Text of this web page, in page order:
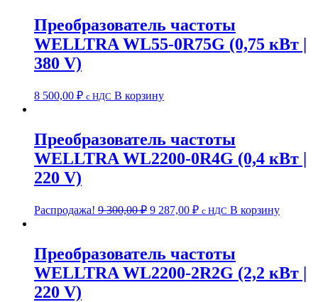
Преобразователь частоты
WELLTRA WL55-0R75G (0,75 кВт |
380 V)
8 500,00 ₽ c НДС В корзину
Преобразователь частоты
WELLTRA WL2200-0R4G (0,4 кВт |
220 V)
Распродажа! 9 300,00₽ Первоначальная
300,00 ₽.
9 287,00 ₽Текущая
цена:
c НДС В корзину
Преобразователь частоты
WELLTRA WL2200-2R2G (2,2 кВт |
220 V)